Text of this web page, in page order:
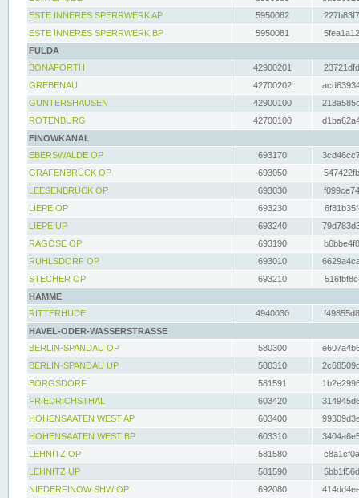
ESTE INNERES SPERRWERK AP
5950082
ESTE INNERES SPERRWERK BP
5950081
FULDA
BONAFORTH
42900201
GREBENAU
42700202
GUNTERSHAUSEN
42900100
ROTENBURG
42700100
FINOWKANAL
EBERSWALDE OP
693170
GRAFENBRÜCK OP
693050
LEESENBRÜCK OP
693030
LIEPE OP
693230
LIEPE UP
693240
RAGÖSE OP
693190
RUHLSDORF OP
693010
STECHER OP
693210
HAMME
RITTERHUDE
4940030
HAVEL-ODER-WASSERSTRASSE
BERLIN-SPANDAU OP
580300
BERLIN-SPANDAU UP
580310
BORGSDORF
581591
FRIEDRICHSTHAL
603420
HOHENSAATEN WEST AP
603400
HOHENSAATEN WEST BP
603310
LEHNITZ OP
581580
LEHNITZ UP
581590
NIEDERFINOW SHW OP
692080